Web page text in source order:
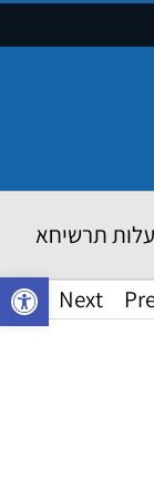
פתח
תרשיחא
Next